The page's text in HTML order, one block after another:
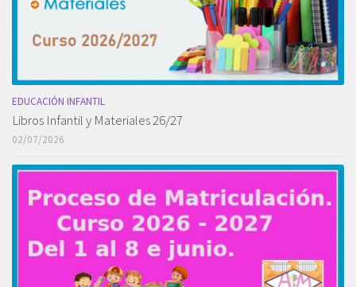
EDUCACIÓN INFANTIL
Libros Infantil y Materiales 26/27
02/07/2026